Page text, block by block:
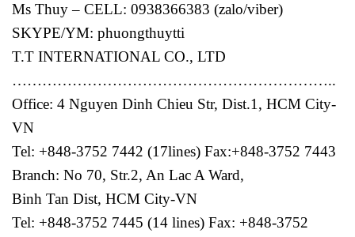
Ms Thuy – CELL: 0938366383 (zalo/viber)
SKYPE/YM: phuongthuytti
T.T INTERNATIONAL CO., LTD
………………………………………………………..
Office: 4 Nguyen Dinh Chieu Str, Dist.1, HCM City-
VN
Tel: +848-3752 7442 (17lines) Fax:+848-3752 7443
Branch: No 70, Str.2, An Lac A Ward,
Binh Tan Dist, HCM City-VN
Tel: +848-3752 7445 (14 lines) Fax: +848-3752